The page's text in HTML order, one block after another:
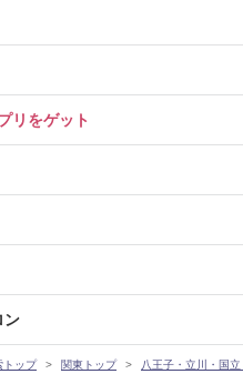
リをゲット
ン
トップ 関東トップ 八王子・立川・国